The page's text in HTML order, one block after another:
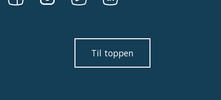
Følg
Følg
Instagram
Følg
Youtube
Følg
linkedin
Til toppen